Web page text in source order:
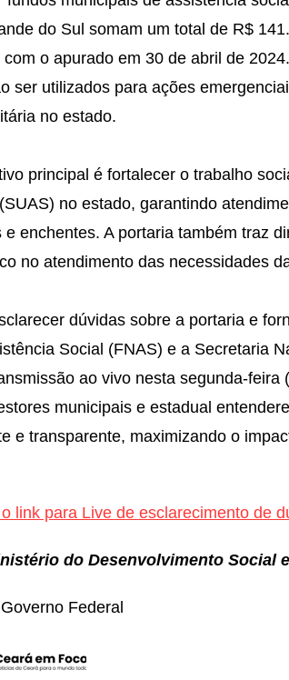
do Sul somam um total de R$
com o apurado em 30 de abril de
ser utilizados para ações
no estado.
principal é fortalecer o trabalho
no estado, garantindo
e enchentes. A portaria também traz
no atendimento das necessidades
dúvidas sobre a portaria e
Social (FNAS) e a Secretaria
ao vivo nesta segunda-
municipais e estadual
e transparente, maximizando o
link para Live de esclarecimento de
do Desenvolvimento Social
Federal